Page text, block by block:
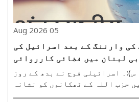
05 Aug 2026
وارننگ کے بعد اسرائیل کی
لبنان میں فضائی کارروائی
بیروت، 5 اگست (ہ س):۔ اسرائیلی فوج نے بدھ کے روز
حزب اللہ کے ٹھکانوں کو نشانہ